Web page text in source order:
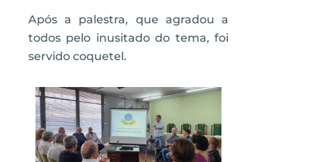
Após a palestra, que agradou a
todos pelo inusitado do tema, foi
servido coquetel.